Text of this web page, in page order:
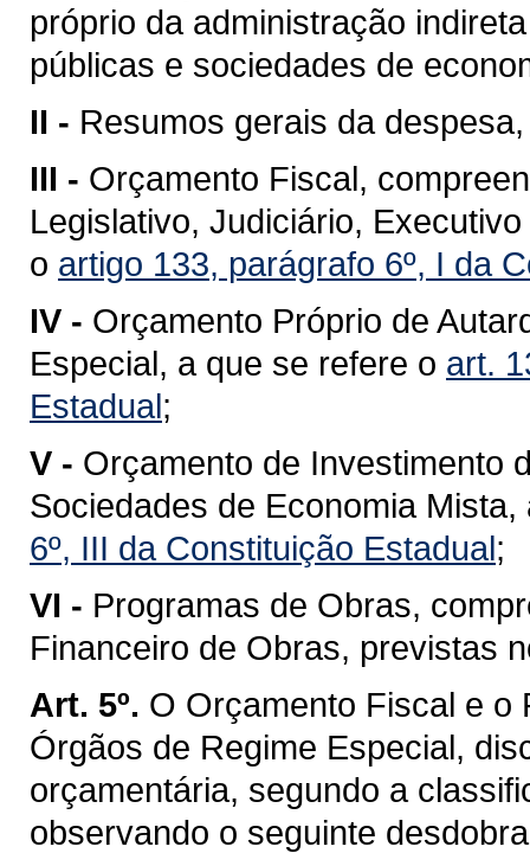
próprio da administração
públicas e sociedades de
II - Resumos gerais da
III - Orçamento Fiscal,
Legislativo, Judiciário,
o artigo 133, parágrafo 6º, I da
IV - Orçamento Próprio de
Especial, a que se refere o art.
Estadual;
V - Orçamento de Investimento
Sociedades de Economia
6º, III da Constituição Estadual;
VI - Programas de Obras,
Financeiro de Obras, previstas
Art. 5º. O Orçamento Fiscal e o
Órgãos de Regime Especial,
orçamentária, segundo a
observando o seguinte